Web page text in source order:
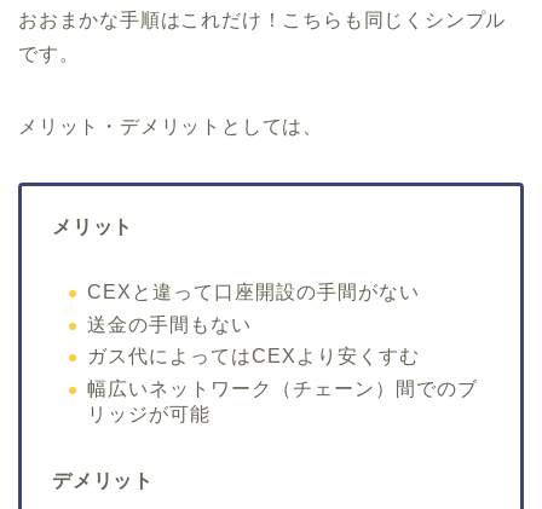
おおまかな手順はこれだけ！こちらも同じくシンプル
です。
メリット・デメリットとしては、
メリット
CEXと違って口座開設の手間がない
送金の手間もない
ガス代によってはCEXより安くすむ
幅広いネットワーク（チェーン）間でのブ
リッジが可能
デメリット